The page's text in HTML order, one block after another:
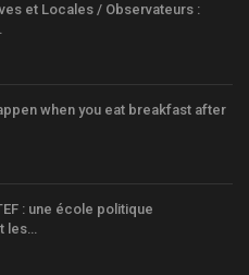
et Locales / Observateurs :
when you eat breakfast after
: une école politique
les…